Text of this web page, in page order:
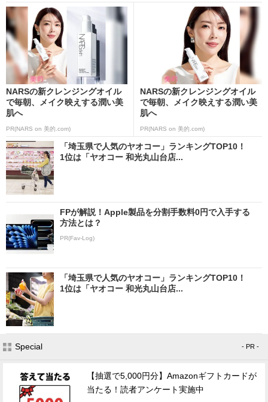
NARSの新クレンジングオイル
で毎朝、メイク映えする潤い美
肌へ
PR(NARS on 美的.com)
NARSの新クレンジングオイル
で毎朝、メイク映えする潤い美
肌へ
PR(NARS on 美的.com)
「埼玉県で人気のヤオコー」ランキングTOP10！
1位は「ヤオコー 和光丸山台店...
FPが解説！Apple製品を分割手数料0円で入手する
方法とは？
PR(Fav-Log)
「埼玉県で人気のヤオコー」ランキングTOP10！
1位は「ヤオコー 和光丸山台店...
Special - PR -
【抽選で5,000円分】Amazonギフトカードが
当たる！読者アンケート実施中